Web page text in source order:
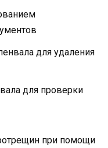
для удаления
для проверки
при помощи